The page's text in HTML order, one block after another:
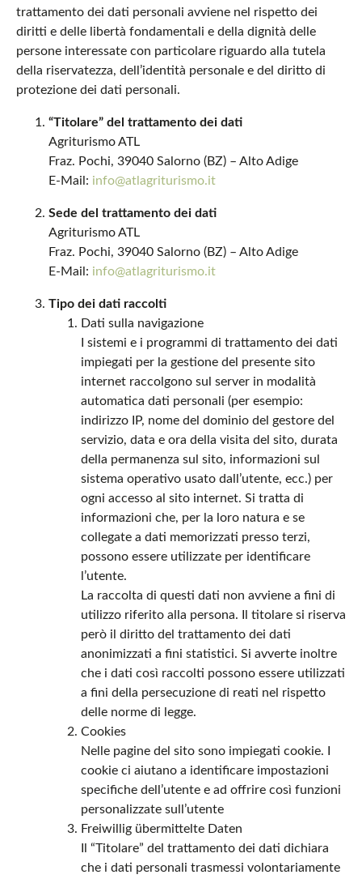
trattamento dei dati personali avviene nel rispetto dei
diritti e delle libertà fondamentali e della dignità delle
persone interessate con particolare riguardo alla tutela
della riservatezza, dell’identità personale e del diritto di
protezione dei dati personali.
“Titolare” del trattamento dei dati
Agriturismo ATL
Fraz. Pochi, 39040 Salorno (BZ) – Alto Adige
E-Mail: info@atlagriturismo.it
Sede del trattamento dei dati
Agriturismo ATL
Fraz. Pochi, 39040 Salorno (BZ) – Alto Adige
E-Mail: info@atlagriturismo.it
Tipo dei dati raccolti
Dati sulla navigazione
I sistemi e i programmi di trattamento dei dati
impiegati per la gestione del presente sito
internet raccolgono sul server in modalità
automatica dati personali (per esempio:
indirizzo IP, nome del dominio del gestore del
servizio, data e ora della visita del sito, durata
della permanenza sul sito, informazioni sul
sistema operativo usato dall’utente, ecc.) per
ogni accesso al sito internet. Si tratta di
informazioni che, per la loro natura e se
collegate a dati memorizzati presso terzi,
possono essere utilizzate per identificare
l’utente.
La raccolta di questi dati non avviene a fini di
utilizzo riferito alla persona. Il titolare si riserva
però il diritto del trattamento dei dati
anonimizzati a fini statistici. Si avverte inoltre
che i dati così raccolti possono essere utilizzati
a fini della persecuzione di reati nel rispetto
delle norme di legge.
Cookies
Nelle pagine del sito sono impiegati cookie. I
cookie ci aiutano a identificare impostazioni
specifiche dell’utente e ad offrire così funzioni
personalizzate sull’utente
Freiwillig übermittelte Daten
Il “Titolare” del trattamento dei dati dichiara
che i dati personali trasmessi volontariamente